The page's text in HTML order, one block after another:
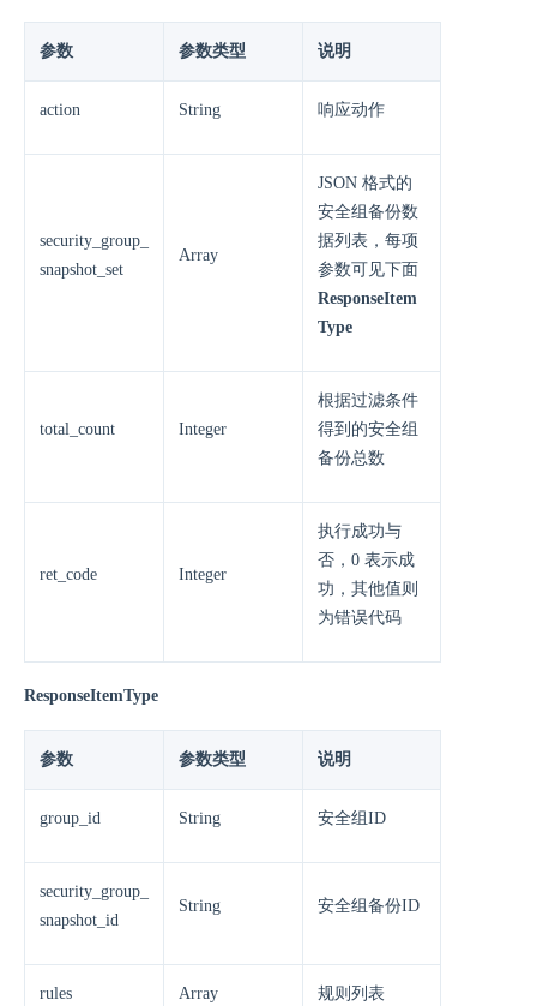
参数 参数类型 说明
action String 响应动作
security_group_
snapshot_set
Array
JSON 格式的
安全组备份数
据列表，每项
参数可见下面
ResponseItem
Type
total_count Integer
根据过滤条件
得到的安全组
备份总数
ret_code Integer
执行成功与
否，0 表示成
功，其他值则
为错误代码
ResponseItemType
参数 参数类型 说明
group_id String 安全组ID
security_group_
snapshot_id
String 安全组备份ID
rules Array 规则列表